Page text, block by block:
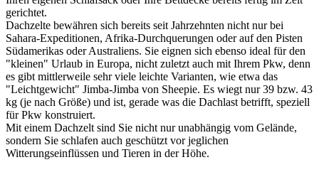
gerichtet.
Dachzelte bewähren sich bereits seit Jahrzehnten nicht nur bei
Sahara-Expeditionen, Afrika-Durchquerungen oder auf den Pisten
Südamerikas oder Australiens. Sie eignen sich ebenso ideal für den
"kleinen" Urlaub in Europa, nicht zuletzt auch mit Ihrem Pkw, denn
es gibt mittlerweile sehr viele leichte Varianten, wie etwa das
"Leichtgewicht" Jimba-Jimba von Sheepie. Es wiegt nur 39 bzw. 43
kg (je nach Größe) und ist, gerade was die Dachlast betrifft, speziell
für Pkw konstruiert.
Mit einem Dachzelt sind Sie nicht nur unabhängig vom Gelände,
sondern Sie schlafen auch geschützt vor jeglichen
Witterungseinflüssen und Tieren in der Höhe.